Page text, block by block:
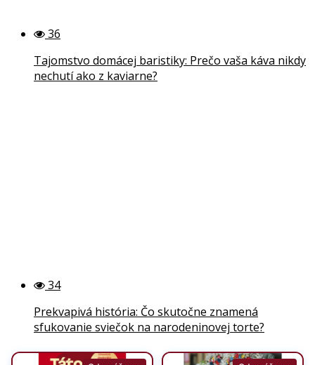
36
Tajomstvo domácej baristiky: Prečo vaša káva nikdy
nechutí ako z kaviarne?
34
Prekvapivá história: Čo skutočne znamená
sfukovanie sviečok na narodeninovej torte?